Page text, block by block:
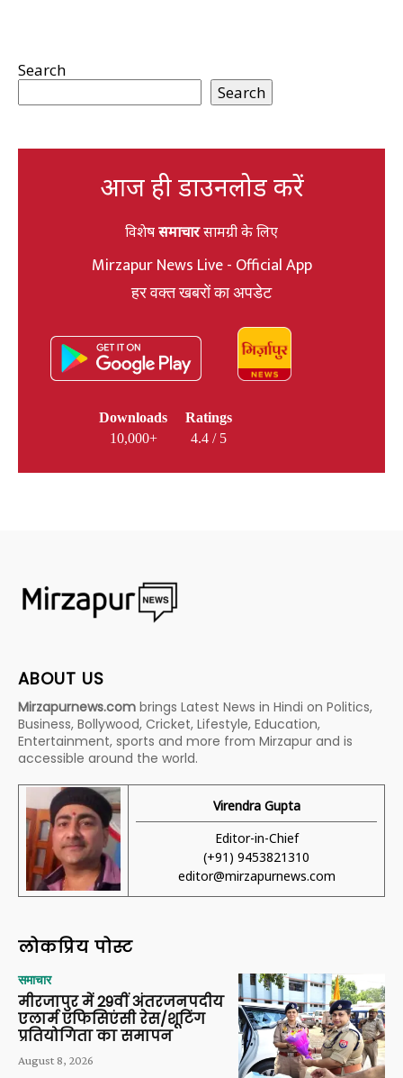
Search
Search
आज ही डाउनलोड करें
विशेषसमाचारसामग्री के लिए
Mirzapur News Live - Official App
हर वक्त खबरों का अपडेट
Downloads
10,000+
Ratings
4.4 / 5
ABOUT US
Mirzapurnews.com brings Latest News in Hindi on Politics,
Business, Bollywood, Cricket, Lifestyle, Education,
Entertainment, sports and more from Mirzapur and is
accessible around the world.
Virendra Gupta
Editor-in-Chief
(+91) 9453821310
editor@mirzapurnews.com
लोकप्रिय पोस्ट
समाचार
मीरजापुर में 29वीं अंतरजनपदीय
एलार्म एफिसिएंसी रेस/शूटिंग
प्रतियोगिता का समापन
August 8, 2026